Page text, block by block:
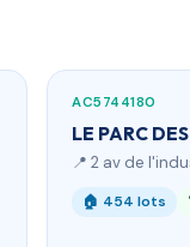
AC5744180
LE PARC
📍 2 av de
🏠 454 lots